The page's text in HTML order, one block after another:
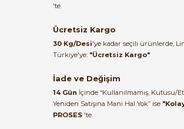
Kemal Toktaş | 20/06/2026
problemsiz geçti.
Kemal Toktaş | 20/06/2026
172,47 TL
ABB 1 Kutup 16A Otomatik Sigorta C Tipi 6kA
'te.
Ücretsiz Kargo
30 Kg/Desi'ye kadar seçili ürünlerde,
Türkiye'ye: "Ücretsiz Kargo"
İade ve Değişim
14 Gün İçinde “Kullanılmamış, Kutusu/
Yeniden Satışına Mani Hal Yok” ise
PROSES 'te.